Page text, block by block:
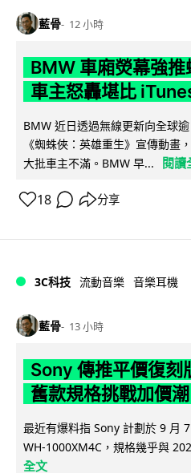
藍骨 12 小時
BMW 車廂熒幕強
車主怒轟堪比
BMW 近日透過無線更新向全球
《蜘蛛俠：英雄重生》宣傳動畫
大批車主不滿。BMW 早...
閱讀
18 分享
3C科技 流動音樂 音樂耳機
藍骨 13 小時
Sony 傳推平價復
舊款規格挑戰加價潮
最近有爆料指 Sony 計劃於 9 月
WH-1000XM4C，規格幾乎與
全文